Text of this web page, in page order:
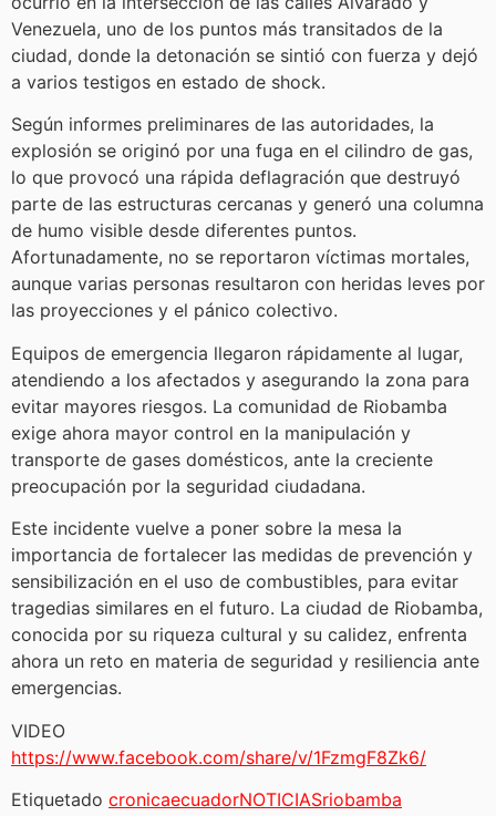
Venezuela, uno de los puntos más transitados de la
ciudad, donde la detonación se sintió con fuerza y dejó
a varios testigos en estado de shock.
Según informes preliminares de las autoridades, la
explosión se originó por una fuga en el cilindro de gas,
lo que provocó una rápida deflagración que destruyó
parte de las estructuras cercanas y generó una columna
de humo visible desde diferentes puntos.
Afortunadamente, no se reportaron víctimas mortales,
aunque varias personas resultaron con heridas leves por
las proyecciones y el pánico colectivo.
Equipos de emergencia llegaron rápidamente al lugar,
atendiendo a los afectados y asegurando la zona para
evitar mayores riesgos. La comunidad de Riobamba
exige ahora mayor control en la manipulación y
transporte de gases domésticos, ante la creciente
preocupación por la seguridad ciudadana.
Este incidente vuelve a poner sobre la mesa la
importancia de fortalecer las medidas de prevención y
sensibilización en el uso de combustibles, para evitar
tragedias similares en el futuro. La ciudad de Riobamba,
conocida por su riqueza cultural y su calidez, enfrenta
ahora un reto en materia de seguridad y resiliencia ante
emergencias.
VIDEO
https://www.facebook.com/share/v/1FzmgF8Zk6/
Etiquetado cronicaecuadorNOTICIASriobamba